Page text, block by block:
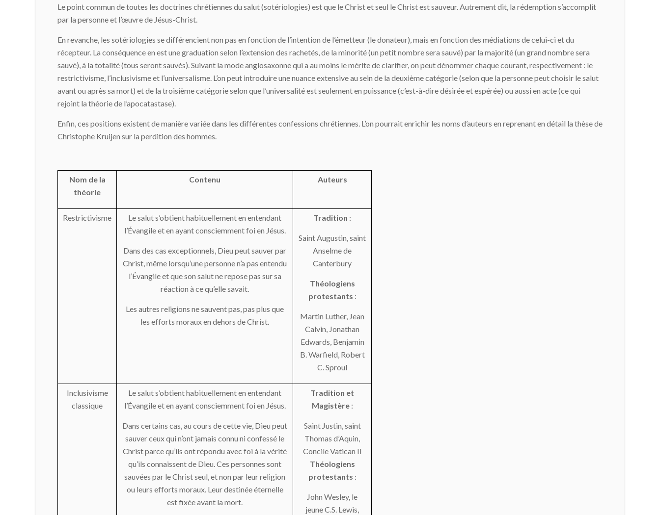
Le point commun de toutes les doctrines chrétiennes du salut (sotériologies) est que le Christ et seul le Christ est sauveur. Autrement dit, la rédemption s’accomplit
par la personne et l’œuvre de Jésus-Christ.
En revanche, les sotériologies se différencient non pas en fonction de l’intention de l’émetteur (le donateur), mais en fonction des médiations de celui-ci et du
récepteur. La conséquence en est une graduation selon l’extension des rachetés, de la minorité (un petit nombre sera sauvé) par la majorité (un grand nombre sera
sauvé), à la totalité (tous seront sauvés). Suivant la mode anglosaxonne qui a au moins le mérite de clarifier, on peut dénommer chaque courant, respectivement : le
restrictivisme, l’inclusivisme et l’universalisme. L’on peut introduire une nuance extensive au sein de la deuxième catégorie (selon que la personne peut choisir le salut
avant ou après sa mort) et de la troisième catégorie selon que l’universalité est seulement en puissance (c’est-à-dire désirée et espérée) ou aussi en acte (ce qui
rejoint la théorie de l’apocatastase).
Enfin, ces positions existent de manière variée dans les différentes confessions chrétiennes. L’on pourrait enrichir les noms d’auteurs en reprenant en détail la thèse de
Christophe Kruijen sur la perdition des hommes.
Nom de la
théorie
Contenu Auteurs
Restrictivisme
Le salut s’obtient habituellement en entendant
l’Évangile et en ayant consciemment foi en Jésus.
Dans des cas exceptionnels, Dieu peut sauver par
Christ, même lorsqu’une personne n’a pas entendu
l’Évangile et que son salut ne repose pas sur sa
réaction à ce qu’elle savait.
Les autres religions ne sauvent pas, pas plus que
les efforts moraux en dehors de Christ.
Tradition :
Saint Augustin, saint
Anselme de
Canterbury
Théologiens
protestants :
Martin Luther, Jean
Calvin, Jonathan
Edwards, Benjamin
B. Warfield, Robert
C. Sproul
Inclusivisme
classique
Le salut s’obtient habituellement en entendant
l’Évangile et en ayant consciemment foi en Jésus.
Dans certains cas, au cours de cette vie, Dieu peut
sauver ceux qui n’ont jamais connu ni confessé le
Christ parce qu’ils ont répondu avec foi à la vérité
qu’ils connaissent de Dieu. Ces personnes sont
sauvées par le Christ seul, et non par leur religion
ou leurs efforts moraux. Leur destinée éternelle
est fixée avant la mort.
Tradition et
Magistère:
Saint Justin, saint
Thomas d’Aquin,
Concile Vatican Il
Théologiens
protestants :
John Wesley, le
jeune C.S. Lewis,